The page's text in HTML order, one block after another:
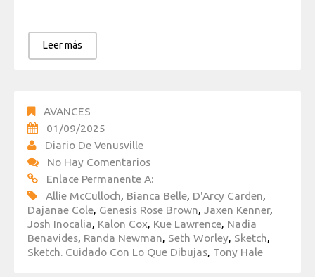
Leer más
AVANCES
01/09/2025
Diario De Venusville
No Hay Comentarios
Enlace Permanente A:
Allie McCulloch Bianca Belle D'Arcy Carden
Dajanae Cole Genesis Rose Brown Jaxen Kenner,
Josh Inocalia Kalon Cox Kue Lawrence Nadia
Benavides Randa Newman Seth Worley Sketch
Sketch. Cuidado Con Lo Que Dibujas Tony Hale